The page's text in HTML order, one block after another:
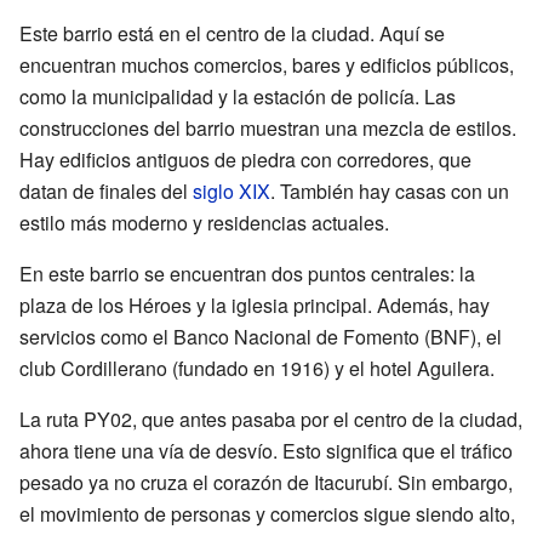
Este barrio está en el centro de la ciudad. Aquí se
encuentran muchos comercios, bares y edificios públicos,
como la municipalidad y la estación de policía. Las
construcciones del barrio muestran una mezcla de estilos.
Hay edificios antiguos de piedra con corredores, que
datan de finales del siglo XIX. También hay casas con un
estilo más moderno y residencias actuales.
En este barrio se encuentran dos puntos centrales: la
plaza de los Héroes y la iglesia principal. Además, hay
servicios como el Banco Nacional de Fomento (BNF), el
club Cordillerano (fundado en 1916) y el hotel Aguilera.
La ruta PY02, que antes pasaba por el centro de la ciudad,
ahora tiene una vía de desvío. Esto significa que el tráfico
pesado ya no cruza el corazón de Itacurubí. Sin embargo,
el movimiento de personas y comercios sigue siendo alto,